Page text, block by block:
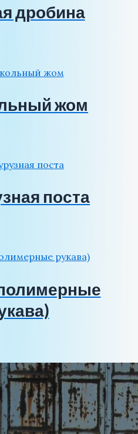
дробина
жом
поста